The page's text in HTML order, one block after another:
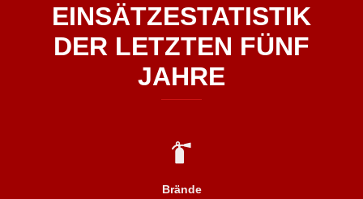
EINSÄTZESTATISTIK
DER LETZTEN FÜNF
JAHRE
Brände